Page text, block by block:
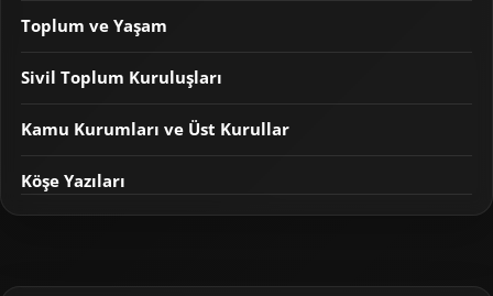
Toplum ve Yaşam
Sivil Toplum Kuruluşları
Kamu Kurumları ve Üst Kurullar
Köşe Yazıları